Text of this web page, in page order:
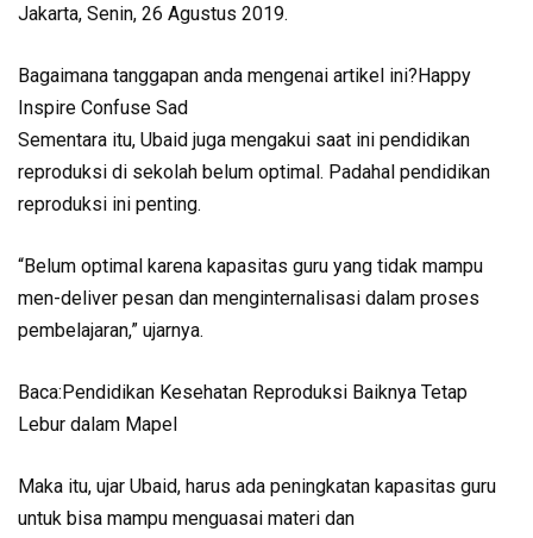
Jakarta, Senin, 26 Agustus 2019.
Bagaimana tanggapan anda mengenai artikel ini?Happy
Inspire Confuse Sad
Sementara itu, Ubaid juga mengakui saat ini pendidikan
reproduksi di sekolah belum optimal. Padahal pendidikan
reproduksi ini penting.
“Belum optimal karena kapasitas guru yang tidak mampu
men-deliver pesan dan menginternalisasi dalam proses
pembelajaran,” ujarnya.
Baca:Pendidikan Kesehatan Reproduksi Baiknya Tetap
Lebur dalam Mapel
Maka itu, ujar Ubaid, harus ada peningkatan kapasitas guru
untuk bisa mampu menguasai materi dan